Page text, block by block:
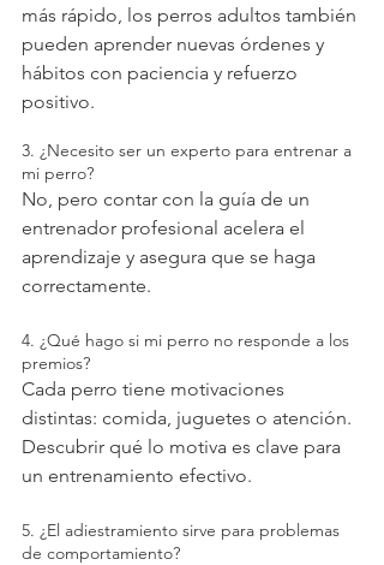
más rápido, los perros adultos también
pueden aprender nuevas órdenes y
hábitos con paciencia y refuerzo
positivo.
3. ¿Necesito ser un experto para entrenar a
mi perro?
No, pero contar con la guía de un
entrenador profesional acelera el
aprendizaje y asegura que se haga
correctamente.
4. ¿Qué hago si mi perro no responde a los
premios?
Cada perro tiene motivaciones
distintas: comida, juguetes o atención.
Descubrir qué lo motiva es clave para
un entrenamiento efectivo.
5. ¿El adiestramiento sirve para problemas
de comportamiento?